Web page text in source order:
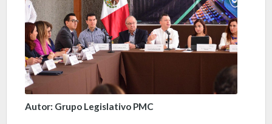
Autor: Grupo Legislativo PMC